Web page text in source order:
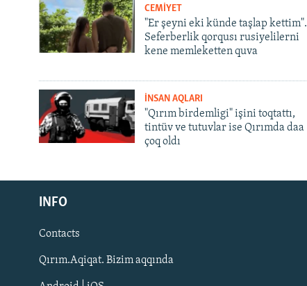
Русский
Українською
QOŞULIÑIZ!
CEMİYET
"Er şeyni eki künde taşlap kettim".
Seferberlik qorqusı rusiyelilerni
kene memleketten quva
İNSAN AQLARI
"Qırım birdemligi" işini toqtattı,
tintüv ve tutuvlar ise Qırımda daa
çoq oldı
INFO
Contacts
Qırım.Aqiqat. Bizim aqqında